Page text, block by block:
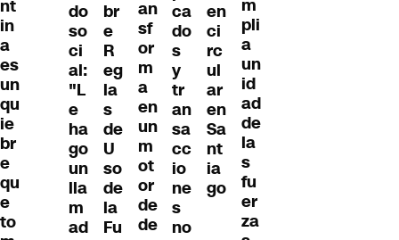
nt
in
a
es
un
qu
ie
br
e
qu
e
to
do
so
ci
al:
"L
e
ha
go
un
lla
m
ad
br
e
R
eg
la
s
de
U
so
de
la
Fu
an
sf
or
m
a
en
un
m
ot
or
de
de
ca
do
s
y
tr
an
sa
cc
io
ne
s
no
en
ci
rc
ul
ar
en
Sa
nt
ia
go
m
pli
a
un
id
ad
de
la
s
fu
er
za